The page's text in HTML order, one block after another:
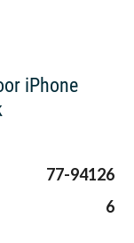
iPhone
77-94126
6